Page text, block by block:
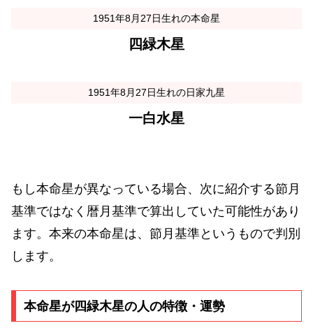
1951年8月27日生れの本命星
四緑木星
1951年8月27日生れの日家九星
一白水星
もし本命星が異なっている場合、次に紹介する節月
基準ではなく暦月基準で算出していた可能性があり
ます。本来の本命星は、節月基準というもので判別
します。
本命星が四緑木星の人の特徴・運勢